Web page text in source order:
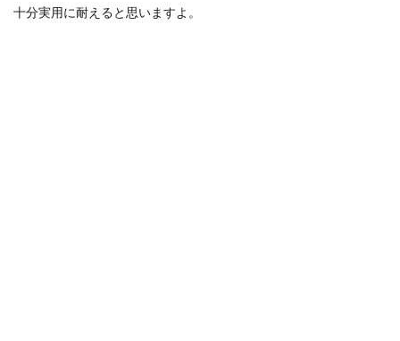
十分実用に耐えると思いますよ。